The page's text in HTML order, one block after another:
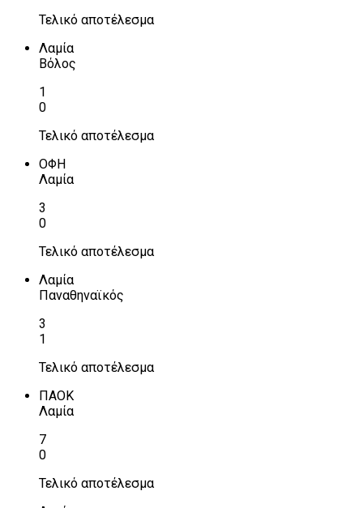
Τελικό αποτέλεσμα
Λαμία
Βόλος
1
0
Τελικό αποτέλεσμα
ΟΦΗ
Λαμία
3
0
Τελικό αποτέλεσμα
Λαμία
Παναθηναϊκός
3
1
Τελικό αποτέλεσμα
ΠΑΟΚ
Λαμία
7
0
Τελικό αποτέλεσμα